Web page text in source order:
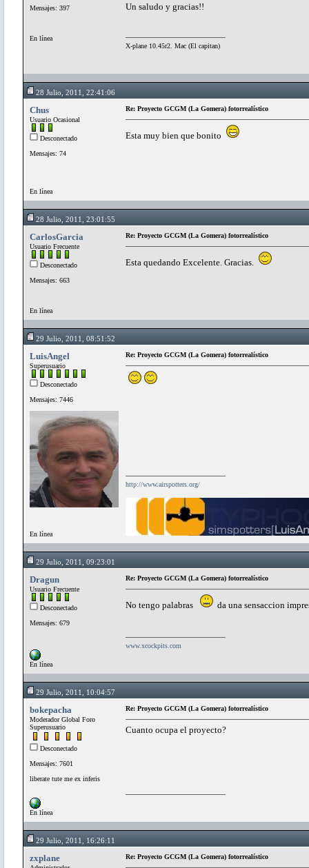
Mensajes: 397
En línea
Un saludo y gracias!!
X-plane 10.45r2. Mac (El capitan)
28 Julio, 2011, 22:41:06
Chus
Usuario Ocasional
Desconectado
Mensajes: 74
En línea
Re: Proyecto GCGM (La Gomera) fotorrealístico
Esta muy bien que bonito
28 Julio, 2011, 23:01:55
CarlosGarcia
Usuario Frecuente
Desconectado
Mensajes: 663
En línea
Re: Proyecto GCGM (La Gomera) fotorrealístico
Esta quedando Excelente. Gracias.
29 Julio, 2011, 08:51:52
LuisAngel
Superusuario
Desconectado
Mensajes: 7446
En línea
Re: Proyecto GCGM (La Gomera) fotorrealístico
http://www.airspotters.org/
29 Julio, 2011, 09:23:01
Dragun
Usuario Frecuente
Desconectado
Mensajes: 679
En línea
Re: Proyecto GCGM (La Gomera) fotorrealístico
No tengo palabras da una sensaccion
www.xcockpits.com
29 Julio, 2011, 10:04:57
bokepacha
Moderador Global Foro
Superusuario
Desconectado
Mensajes: 7601
liberate tute me ex inferis
En línea
Re: Proyecto GCGM (La Gomera) fotorrealístico
Cuanto ocupa el proyecto?
29 Julio, 2011, 16:26:11
zxplane Re: Proyecto GCGM (La Gomera) fotorrealístico